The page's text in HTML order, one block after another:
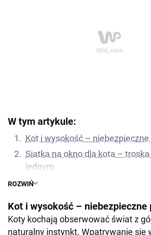
W tym artykule:
ROZWIŃ
Kot i wysokość – niebezpieczne
Siatka na okno dla kota – troska
jednym
Dlaczego warto zamontować
Czy siatka dla kota jest
Jaką siatkę na okno i balkon dla
Kot i wysokość – niebezpieczne
Koty kochają obserwować świat z
naturalny instynkt. Wpatrywanie się